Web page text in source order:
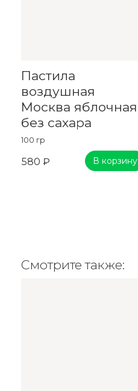
Пастила
воздушная
Москва яблочная
без сахара
100 гр
580 ₽ В корзину
Смотрите также: